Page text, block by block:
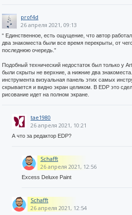
prof4d
26 апреля 2021, 09:13
“ Единственное, есть ощущение, что автор
два знакоместа были все время перекрыты, от
последнюю очередь.”
Подобный технический недостаток был только у
были скрыты не верхние, а нижние два
инструмента визуальная панель этих самых
скрывается и видно экран целиком. В ЕDP это
рисование идет на полном экране.
tae1980
26 апреля 2021, 10:21
А что за редактор EDP?
Schafft
26 апреля 2021, 12:56
Excess Deluxe Paint
Schafft
26 апреля 2021, 12:54